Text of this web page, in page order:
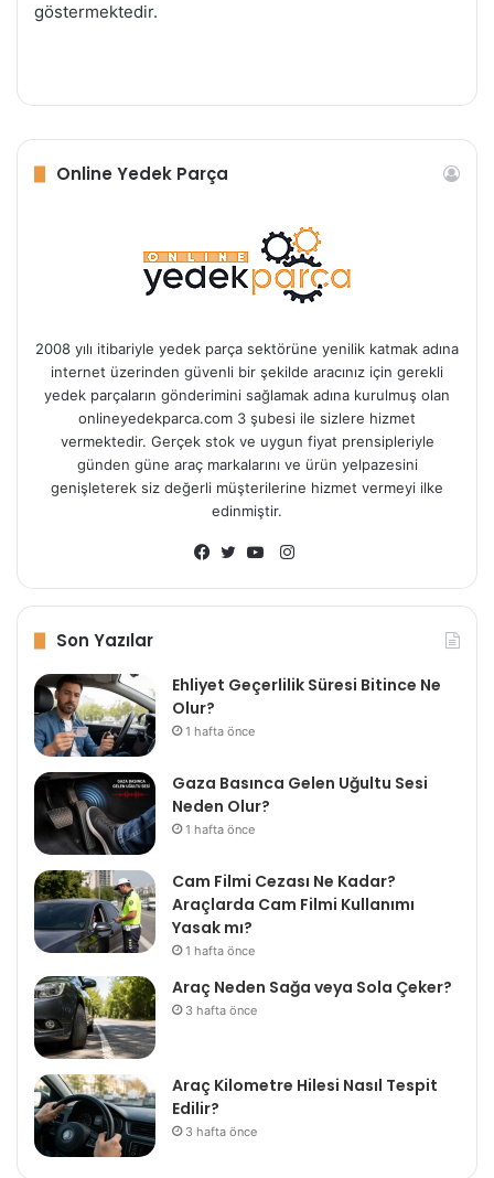
göstermektedir.
Online Yedek Parça
2008 yılı itibariyle yedek parça sektörüne yenilik katmak adına
internet üzerinden güvenli bir şekilde aracınız için gerekli
yedek parçaların gönderimini sağlamak adına kurulmuş olan
onlineyedekparca.com 3 şubesi ile sizlere hizmet
vermektedir. Gerçek stok ve uygun fiyat prensipleriyle
günden güne araç markalarını ve ürün yelpazesini
genişleterek siz değerli müşterilerine hizmet vermeyi ilke
edinmiştir.
Instagram
Son Yazılar
Ehliyet Geçerlilik Süresi Bitince Ne
Olur?
1 hafta önce
Gaza Basınca Gelen Uğultu Sesi
Neden Olur?
1 hafta önce
Cam Filmi Cezası Ne Kadar?
Araçlarda Cam Filmi Kullanımı
Yasak mı?
1 hafta önce
Araç Neden Sağa veya Sola Çeker?
3 hafta önce
Araç Kilometre Hilesi Nasıl Tespit
Edilir?
3 hafta önce